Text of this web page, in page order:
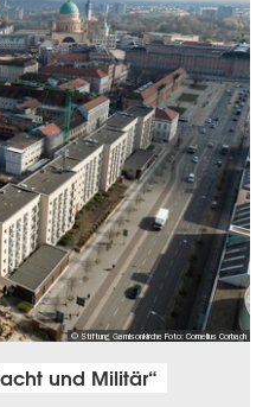
© Stiftung Garnisonkirche Foto: Cornelius Corbach
und Militär“